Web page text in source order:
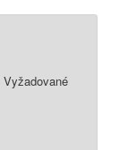
Vyžadované